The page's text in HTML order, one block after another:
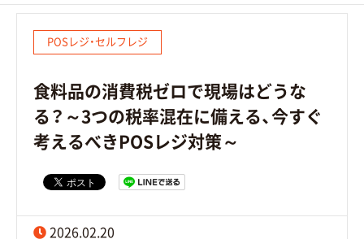
POSレジ・セルフレジ
食料品の消費税ゼロで現場はどうな
る？～3つの税率混在に備える、今すぐ
考えるべきPOSレジ対策～
2026.02.20